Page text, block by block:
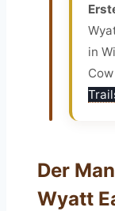
in
Der
Wyatt